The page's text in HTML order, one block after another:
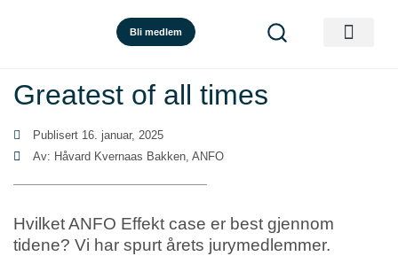
Bli medlem
Greatest of all times
Publisert 16. januar, 2025
Av: Håvard Kvernaas Bakken, ANFO
Hvilket ANFO Effekt case er best gjennom
tidene? Vi har spurt årets jurymedlemmer.